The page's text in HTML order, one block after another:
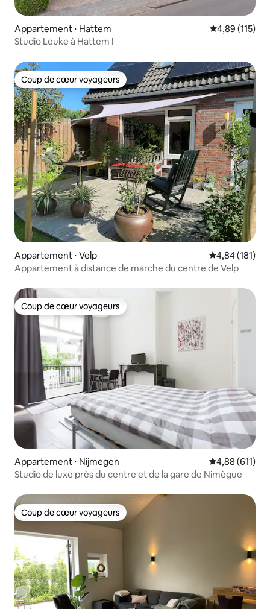
Appartement ⋅ Hattem Évaluation
4,89 (115)
Studio Leuke à Hattem !
Coup de cœur voyageurs
Coup de cœur voyageurs
Appartement ⋅ Velp Évaluation
4,84 (181)
Appartement à distance de marche du centre de Velp
Coup de cœur voyageurs
Coup de cœur voyageurs
Appartement ⋅ Nijmegen Évaluation
4,88 (611)
Studio de luxe près du centre et de la gare de Nimègue
Coup de cœur voyageurs
Coup de cœur voyageurs